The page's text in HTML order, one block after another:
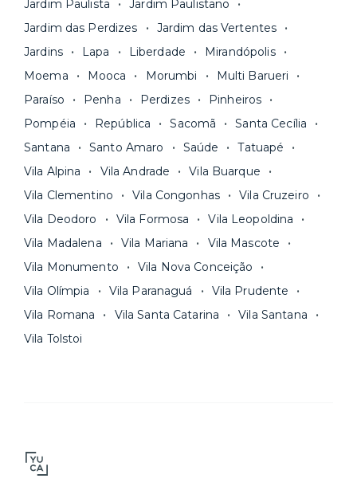
só levar as suas coisas e começar a morar.
Jardim Paulista
Jardim Paulistano
Jardim das Perdizes
Jardim das Vertentes
Jardins
Lapa Liberdade
Mirandópolis
Moema
Mooca Morumbi
Multi Barueri
Paraíso
Penha Perdizes
Pinheiros
Pompéia
República Sacomã
Santa Cecília
Santana
Santo Amaro Saúde
Tatuapé
Vila Alpina
Vila Andrade
Vila Buarque
Vila Clementino
Vila Congonhas
Vila Cruzeiro
Vila Deodoro
Vila Formosa
Vila Leopoldina
Vila Madalena
Vila Mariana
Vila Mascote
Vila Monumento
Vila Nova Conceição
Vila Olímpia
Vila Paranaguá
Vila Prudente
Vila Romana
Vila Santa Catarina
Vila Santana
Vila Tolstoi